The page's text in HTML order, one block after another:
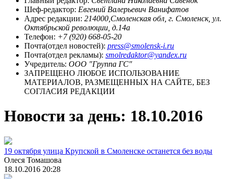
Шеф-редактор: Евгений Валерьевич Ванифатов
Адрес редакции: 214000,Смоленская обл, г. Смоленск, ул.
Октябрьской революции, д.14а
Телефон: +7 (920) 668-05-20
Почта(отдел новостей): press@smolensk-i.ru
Почта(отдел рекламы): smolredaktor@yandex.ru
Учредитель: ООО "Группа ГС"
ЗАПРЕЩЕНО ЛЮБОЕ ИСПОЛЬЗОВАНИЕ
МАТЕРИАЛОВ, РАЗМЕЩЕННЫХ НА САЙТЕ, БЕЗ
СОГЛАСИЯ РЕДАКЦИИ
Новости за день: 18.10.2016
19 октября улица Крупской в Смоленске останется без воды
Олеся Томашова
18.10.2016 20:28